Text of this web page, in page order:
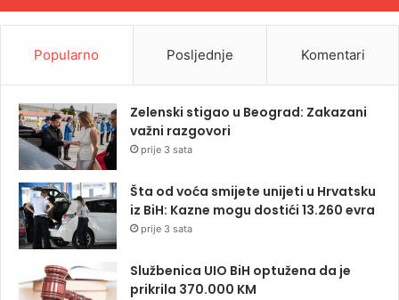
Popularno Posljednje Komentari
Zelenski stigao u Beograd: Zakazani
važni razgovori
prije 3 sata
Šta od voća smijete unijeti u Hrvatsku
iz BiH: Kazne mogu dostići 13.260 evra
prije 3 sata
Službenica UIO BiH optužena da je
prikrila 370.000 KM